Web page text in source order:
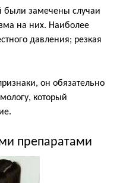
были замечены случаи
на них. Наиболее
давления; резкая
он обязательно
который
препаратами